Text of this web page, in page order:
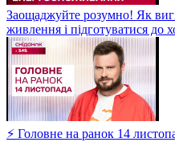
Заощаджуйте розумно! Як
живлення і підготуватися до
⚡ Головне на ранок 14